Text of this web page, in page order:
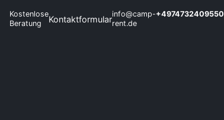
Kostenlose
Beratung
Kontaktformularinfo@camp-
rent.de
+4974732409550